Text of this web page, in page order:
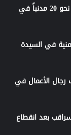
القبض على مطلوب بعد اشتباك مسلح واحتجاز نحو 20 مدنياً في
في السيدة
الأعمال في
بعد انقطاع